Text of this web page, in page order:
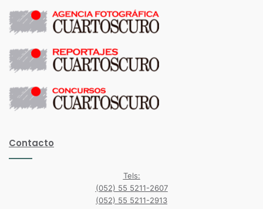
Contacto
Tels:
(052) 55 5211-2607
(052) 55 5211-2913